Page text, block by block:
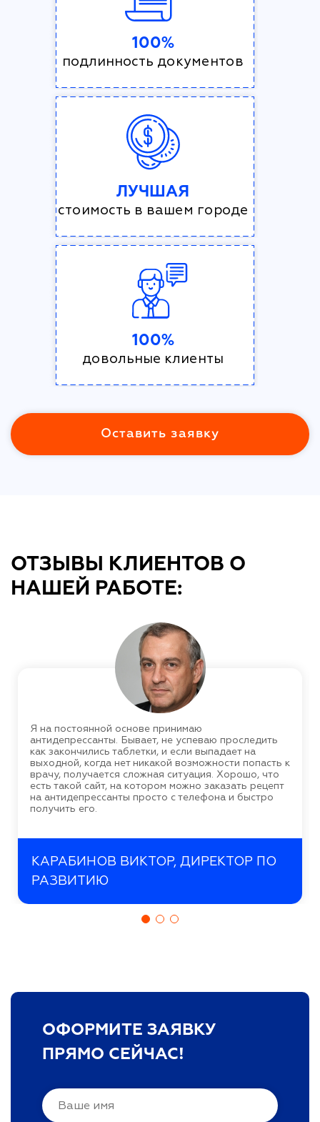
100%
подлинность документов
ЛУЧШАЯ
стоимость в вашем городе
100%
довольные клиенты
Оставить заявку
ОТЗЫВЫ КЛИЕНТОВ О
НАШЕЙ РАБОТЕ:
Я на постоянной основе принимаю
антидепрессанты. Бывает, не успеваю проследить
как закончились таблетки, и если выпадает на
выходной, когда нет никакой возможности попасть к
врачу, получается сложная ситуация. Хорошо, что
есть такой сайт, на котором можно заказать рецепт
на антидепрессанты просто с телефона и быстро
получить его.
КАРАБИНОВ ВИКТОР, ДИРЕКТОР ПО
РАЗВИТИЮ
ОФОРМИТЕ ЗАЯВКУ
ПРЯМО СЕЙЧАС!